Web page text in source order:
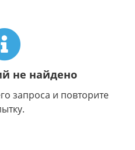
не найдено
запроса и повторите